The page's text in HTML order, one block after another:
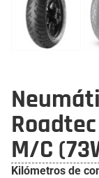
M/C
Kilómetros de